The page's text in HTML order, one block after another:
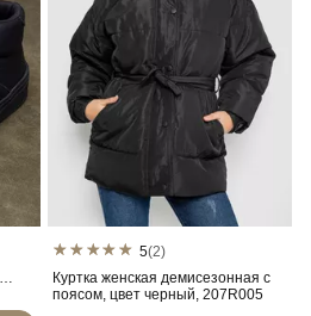
5(2)
Куртка женская демисезонная с
поясом, цвет черный, 207R005